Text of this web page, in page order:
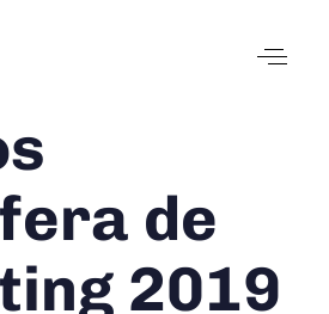
de
2019